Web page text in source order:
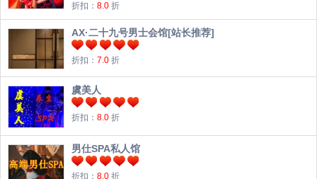
折扣： 8.0 折
AX·二十九号男士会馆[站长推荐]
折扣： 7.0 折
虞美人
折扣： 8.0 折
男仕SPA私人馆
折扣： 8.0 折